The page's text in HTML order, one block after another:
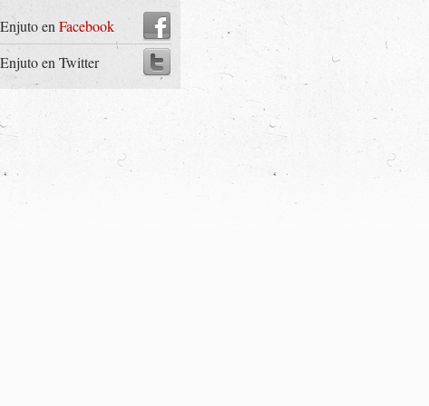
en Facebook
en Twitter